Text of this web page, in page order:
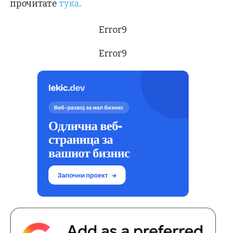
прочитате тука.
Error9
Error9